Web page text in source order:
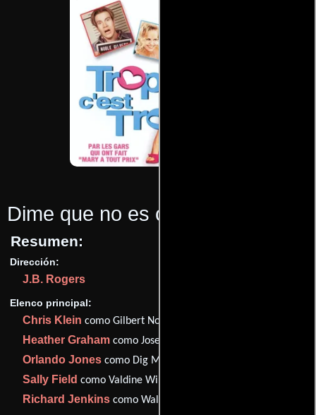
Dime que no es cierto
Resumen:
Dirección:
J.B. Rogers
Elenco principal:
Chris Klein como Gilbert Noble
Heather Graham como Josephine Wingfield
Orlando Jones como Dig McCaffrey
Sally Field como Valdine Wingfield
Richard Jenkins como Walter Wingfield